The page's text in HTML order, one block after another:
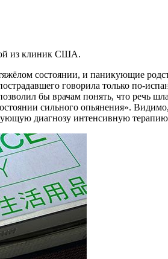
из клиник США.
состоянии, и паникующие
говорила только по-
бы врачам понять, что речь
сильного опьянения».
диагнозу интенсивную